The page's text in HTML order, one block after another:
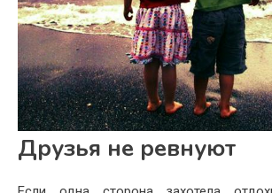
Друзья не ревнуют